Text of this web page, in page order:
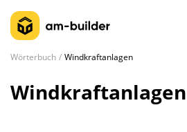
Wörterbuch Windkraftanlagen
Windkraftanlagen